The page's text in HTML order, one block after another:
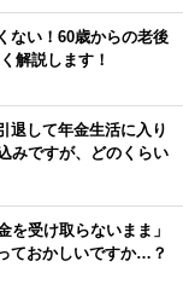
ない！60歳からの老後
解説します！
退して年金生活に入り
みですが、どのくらい
を受け取らないまま」
ておかしいですか…？